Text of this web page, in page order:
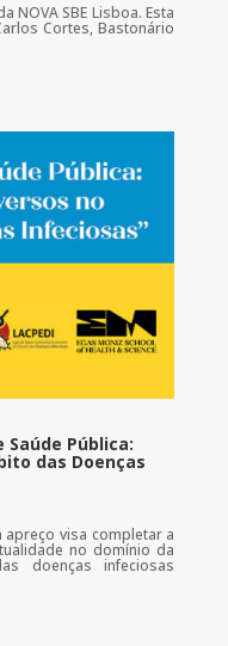
NOVA SBE Lisboa. Esta
Cortes, Bastonário
Pública:
das Doenças
apreço visa completar a
no domínio da
doenças infeciosas